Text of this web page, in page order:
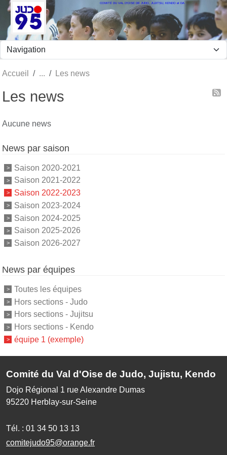
COMITÉ DU VAL D'OISE DE JUDO, JUJITSU, KENDO et DA
Accueil Les news
Les news
Aucune news
News par saison
Saison 2020-2021
Saison 2021-2022
Saison 2022-2023
Saison 2023-2024
Saison 2024-2025
Saison 2025-2026
Saison 2026-2027
News par équipes
Toutes les équipes
Hors sections - Judo
Hors sections - Jujitsu
Hors sections - Kendo
équipe 1 (exemple)
Comité du Val d'Oise de Judo, Jujistu, Kendo
Dojo Régional 1 rue Alexandre Dumas
95220 Herblay-sur-Seine
Tél. : 01 34 50 13 13
comitejudo95@orange.fr
Panneau de gestion des cookies